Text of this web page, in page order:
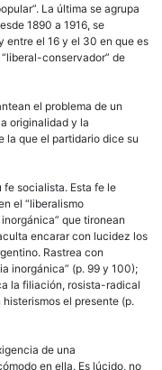
La última se agrupa
1890 a 1916, se
entre el 16 y el 30 en que es
conservador” de
el problema de un
originalidad y la
la que el partidario dice su
socialista. Esta fe le
el “liberalismo
que tironean
encarar con lucidez los
Rastrea con
inorgánica” (p. 99 y 100);
la filiación, rosista-radical
el presente (p.
de una
en ella. Es lúcido, no